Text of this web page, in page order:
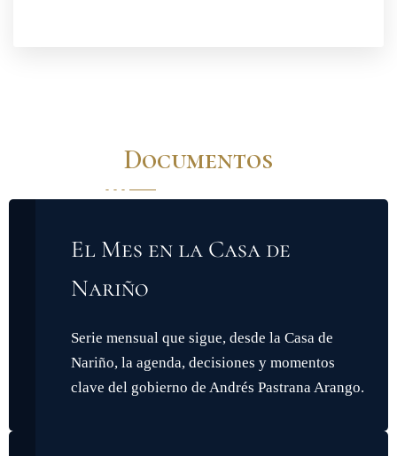
Documentos
El Mes en la Casa de
Nariño
Serie mensual que sigue, desde la Casa de
Nariño, la agenda, decisiones y momentos
clave del gobierno de Andrés Pastrana Arango.